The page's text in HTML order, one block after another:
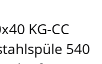
KG-CC
540